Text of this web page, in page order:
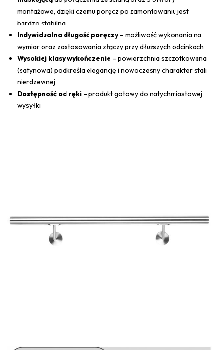
montażowe, dzięki czemu poręcz po zamontowaniu jest
bardzo stabilna.
Indywidualna długość poręczy– możliwość wykonania na
wymiar oraz zastosowania złączy przy dłuższych odcinkach
Wysokiej klasy wykończenie – powierzchnia szczotkowana
(satynowa) podkreśla elegancję i nowoczesny charakter stali
nierdzewnej
Dostępność od ręki – produkt gotowy do natychmiastowej
wysyłki